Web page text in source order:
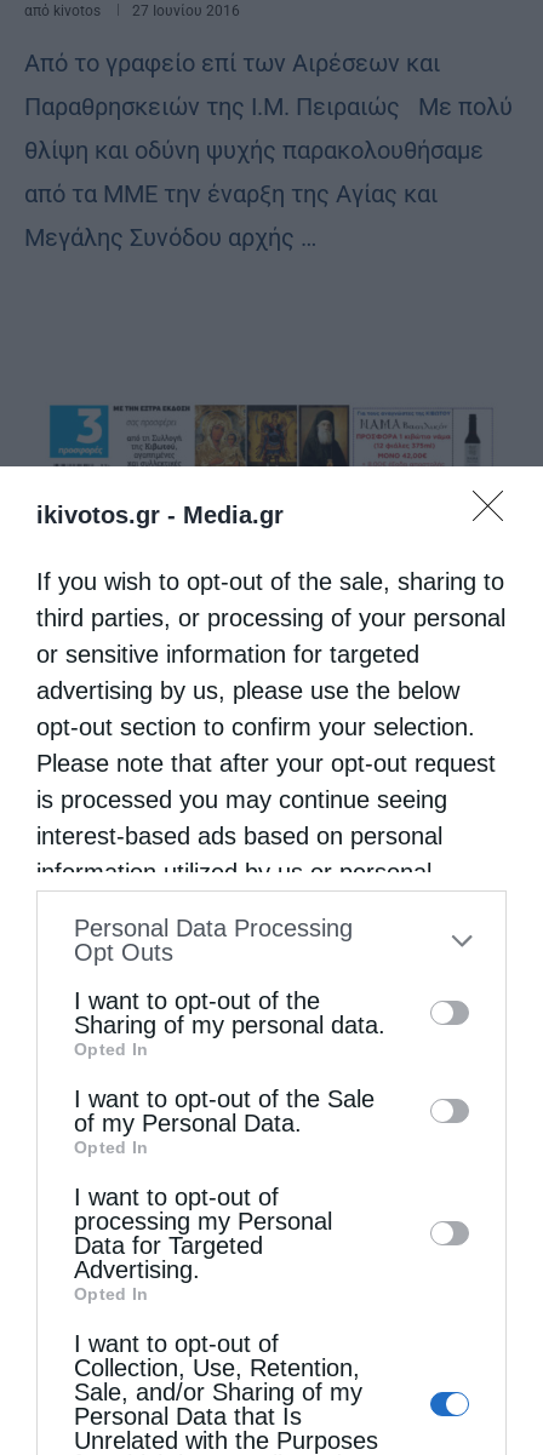
ikivotos.gr - Media.gr
If you wish to opt-out of the sale, sharing to
third parties, or processing of your personal
or sensitive information for targeted
advertising by us, please use the below
opt-out section to confirm your selection.
Please note that after your opt-out request
is processed you may continue seeing
interest-based ads based on personal
information utilized by us or personal
to your opt-out. You may separately opt-out
information by third parties on the IAB’s list
of downstream participants. This
information may also be disclosed by us to
third parties on theIAB’s List of
Downstream Participants
disclose it to other third parties.
Personal Data Processing
Opt Outs
I want to opt-out of the
Sharing of my personal data.
Opted In
I want to opt-out of the Sale
of my Personal Data.
Opted In
I want to opt-out of
processing my Personal
Data for Targeted
Advertising.
Opted In
I want to opt-out of
Collection, Use, Retention,
Sale, and/or Sharing of my
Personal Data that Is
Unrelated with the Purposes
από kivotos 27 Ιουνίου 2016
Από το γραφείο επί των Αιρέσεων και
Παραθρησκειών της Ι.Μ. Πειραιώς Με πολύ
θλίψη και οδύνη ψυχής παρακολουθήσαμε
από τα ΜΜΕ την έναρξη της Αγίας και
Μεγάλης Συνόδου αρχής …
Τελευταία άρθρα
Η LEROY MERLIN στηρίζει τον Ελληνικό Ερυθρό
Σταυρό με δωρεά επιχειρησιακού εξοπλισμού για
την αντιμετώπιση των καταστροφικών
πυρκαγιών
Η “Κιβωτός της Ορθοδοξίας” σε όλα τα περίπτερα
Δημητριάδος Ιγνάτιος: «Η Παναγία μας δείχνει